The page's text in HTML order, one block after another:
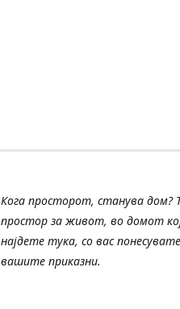
Кога просторот, станува дом?
простор за живот, во домот кој
најдете тука, со вас
вашите приказни.